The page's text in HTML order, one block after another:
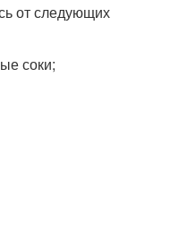
от следующих
соки;